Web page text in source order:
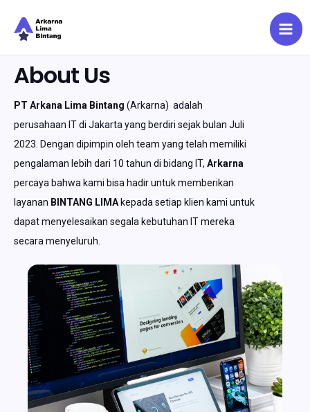
About Us
PT Arkana Lima Bintang (Arkarna) adalah
perusahaan IT di Jakarta yang berdiri sejak bulan Juli
2023. Dengan dipimpin oleh team yang telah memiliki
pengalaman lebih dari 10 tahun di bidang IT, Arkarna
percaya bahwa kami bisa hadir untuk memberikan
layanan BINTANG LIMA kepada setiap klien kami untuk
dapat menyelesaikan segala kebutuhan IT mereka
secara menyeluruh.